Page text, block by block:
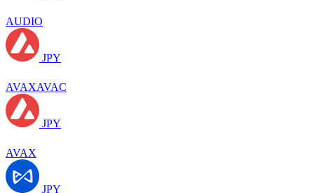
AUDIO
JPY
AVAXAVAC
JPY
AVAX
JPY